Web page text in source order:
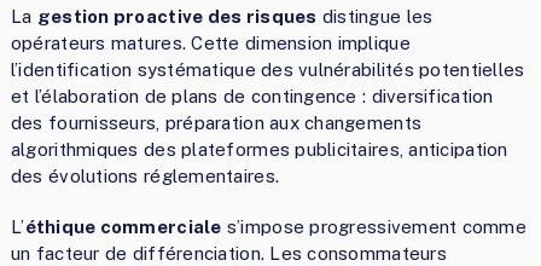
La gestion proactive des risques distingue les
opérateurs matures. Cette dimension implique
l’identification systématique des vulnérabilités potentielles
et l’élaboration de plans de contingence : diversification
des fournisseurs, préparation aux changements
algorithmiques des plateformes publicitaires, anticipation
des évolutions réglementaires.
L’éthique commerciale s’impose progressivement comme
un facteur de différenciation. Les consommateurs